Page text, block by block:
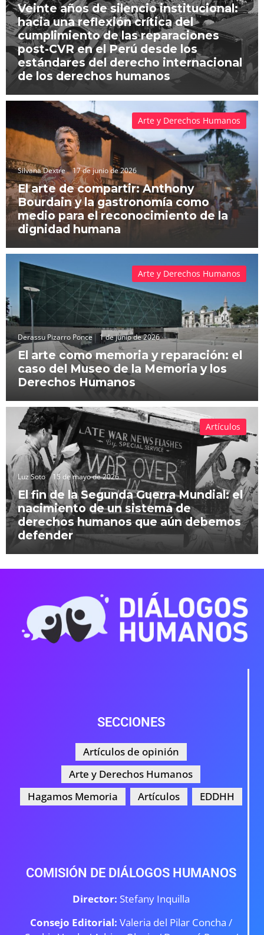
Veinte años de silencio institucional:
hacia una reflexión crítica del
cumplimiento de las reparaciones
post-CVR en el Perú desde los
estándares del derecho internacional
de los derechos humanos
Silvana Dextre 17 de junio de 2026
El arte de compartir: Anthony
Bourdain y la gastronomía como
medio para el reconocimiento de la
dignidad humana
Arte y Derechos Humanos
Derassu Pizarro Ponce 1 de junio de 2026
El arte como memoria y reparación: el
caso del Museo de la Memoria y los
Derechos Humanos
Arte y Derechos Humanos
Luz Soto 15 de mayo de 2026
El fin de la Segunda Guerra Mundial: el
nacimiento de un sistema de
derechos humanos que aún debemos
defender
Artículos
SECCIONES
Artículos de opinión
Arte y Derechos Humanos
Hagamos Memoria
Artículos EDDHH
COMISIÓN DE DIÁLOGOS HUMANOS
Director: Stefany Inquilla
Consejo Editorial: Valeria del Pilar Concha /